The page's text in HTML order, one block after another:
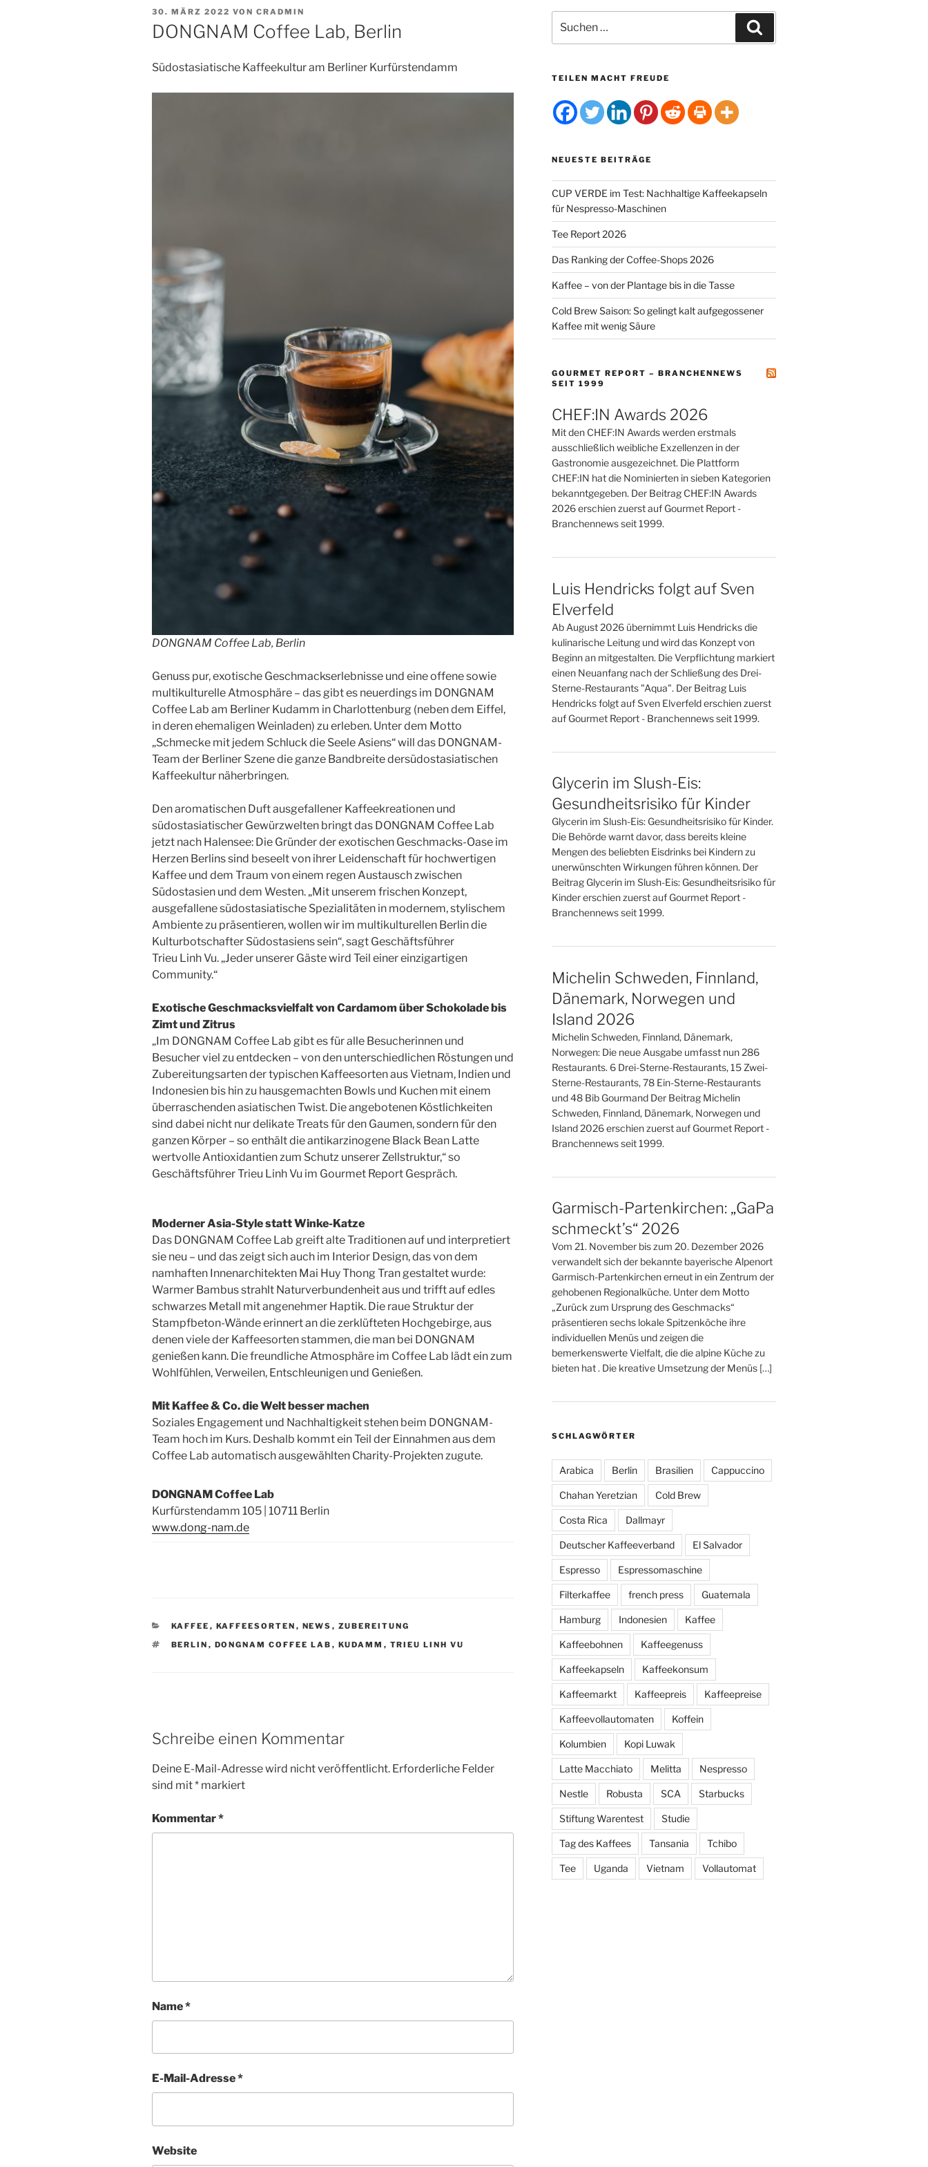
VERÖFFENTLICHT
AM
30. MÄRZ 2022 VON CRADMIN
DONGNAM Coffee Lab, Berlin
Südostasiatische Kaffeekultur am Berliner Kurfürstendamm
DONGNAM Coffee Lab, Berlin
Genuss pur, exotische Geschmackserlebnisse und eine offene sowie
multikulturelle Atmosphäre – das gibt es neuerdings im DONGNAM
Coffee Lab am Berliner Kudamm in Charlottenburg (neben dem Eiffel,
in deren ehemaligen Weinladen) zu erleben. Unter dem Motto
„Schmecke mit jedem Schluck die Seele Asiens“ will das DONGNAM-
Team der Berliner Szene die ganze Bandbreite dersüdostasiatischen
Kaffeekultur näherbringen.
Den aromatischen Duft ausgefallener Kaffeekreationen und
südostasiatischer Gewürzwelten bringt das DONGNAM Coffee Lab
jetzt nach Halensee: Die Gründer der exotischen Geschmacks-Oase im
Herzen Berlins sind beseelt von ihrer Leidenschaft für hochwertigen
Kaffee und dem Traum von einem regen Austausch zwischen
Südostasien und dem Westen. „Mit unserem frischen Konzept,
ausgefallene südostasiatische Spezialitäten in modernem, stylischem
Ambiente zu präsentieren, wollen wir im multikulturellen Berlin die
Kulturbotschafter Südostasiens sein“, sagt Geschäftsführer
Trieu Linh Vu. „Jeder unserer Gäste wird Teil einer einzigartigen
Community.“
Exotische Geschmacksvielfalt von Cardamom über Schokolade bis
Zimt und Zitrus
„Im DONGNAM Coffee Lab gibt es für alle Besucherinnen und
Besucher viel zu entdecken – von den unterschiedlichen Röstungen und
Zubereitungsarten der typischen Kaffeesorten aus Vietnam, Indien und
Indonesien bis hin zu hausgemachten Bowls und Kuchen mit einem
überraschenden asiatischen Twist. Die angebotenen Köstlichkeiten
sind dabei nicht nur delikate Treats für den Gaumen, sondern für den
ganzen Körper – so enthält die antikarzinogene Black Bean Latte
wertvolle Antioxidantien zum Schutz unserer Zellstruktur,“ so
Geschäftsführer Trieu Linh Vu im Gourmet Report Gespräch.
Moderner Asia-Style statt Winke-Katze
Das DONGNAM Coffee Lab greift alte Traditionen auf und interpretiert
sie neu – und das zeigt sich auch im Interior Design, das von dem
namhaften Innenarchitekten Mai Huy Thong Tran gestaltet wurde:
Warmer Bambus strahlt Naturverbundenheit aus und trifft auf edles
schwarzes Metall mit angenehmer Haptik. Die raue Struktur der
Stampfbeton-Wände erinnert an die zerklüfteten Hochgebirge, aus
denen viele der Kaffeesorten stammen, die man bei DONGNAM
genießen kann. Die freundliche Atmosphäre im Coffee Lab lädt ein zum
Wohlfühlen, Verweilen, Entschleunigen und Genießen.
Mit Kaffee & Co. die Welt besser machen
Soziales Engagement und Nachhaltigkeit stehen beim DONGNAM-
Team hoch im Kurs. Deshalb kommt ein Teil der Einnahmen aus dem
Coffee Lab automatisch ausgewählten Charity-Projekten zugute.
DONGNAM Coffee Lab
Kurfürstendamm 105 | 10711 Berlin
www.dong-nam.de
KATEGORIEN
KAFFEE , KAFFEESORTEN , NEWS , ZUBEREITUNG
SCHLAGWÖRTER
BERLIN , DONGNAM COFFEE LAB , KUDAMM , TRIEU LINH VU
Schreibe einen Kommentar
Deine E-Mail-Adresse wird nicht veröffentlicht. Erforderliche Felder
sind mit* markiert
Kommentar*
Name*
E-Mail-Adresse*
Website
nach:
TEILEN MACHT FREUDE
NEUESTE BEITRÄGE
CUP VERDE im Test: Nachhaltige Kaffeekapseln
für Nespresso-Maschinen
Tee Report 2026
Das Ranking der Coffee-Shops 2026
Kaffee – von der Plantage bis in die Tasse
Cold Brew Saison: So gelingt kalt aufgegossener
Kaffee mit wenig Säure
GOURMET REPORT – BRANCHENNEWS
SEIT 1999
CHEF:IN Awards 2026
Mit den CHEF:IN Awards werden erstmals
ausschließlich weibliche Exzellenzen in der
Gastronomie ausgezeichnet. Die Plattform
CHEF:IN hat die Nominierten in sieben Kategorien
bekanntgegeben. Der Beitrag CHEF:IN Awards
2026 erschien zuerst auf Gourmet Report -
Branchennews seit 1999.
Luis Hendricks folgt auf Sven
Elverfeld
Ab August 2026 übernimmt Luis Hendricks die
kulinarische Leitung und wird das Konzept von
Beginn an mitgestalten. Die Verpflichtung markiert
einen Neuanfang nach der Schließung des Drei-
Sterne-Restaurants "Aqua". Der Beitrag Luis
Hendricks folgt auf Sven Elverfeld erschien zuerst
auf Gourmet Report - Branchennews seit 1999.
Glycerin im Slush-Eis:
Gesundheitsrisiko für Kinder
Glycerin im Slush-Eis: Gesundheitsrisiko für Kinder.
Die Behörde warnt davor, dass bereits kleine
Mengen des beliebten Eisdrinks bei Kindern zu
unerwünschten Wirkungen führen können. Der
Beitrag Glycerin im Slush-Eis: Gesundheitsrisiko für
Kinder erschien zuerst auf Gourmet Report -
Branchennews seit 1999.
Michelin Schweden, Finnland,
Dänemark, Norwegen und
Island 2026
Michelin Schweden, Finnland, Dänemark,
Norwegen: Die neue Ausgabe umfasst nun 286
Restaurants. 6 Drei-Sterne-Restaurants, 15 Zwei-
Sterne-Restaurants, 78 Ein-Sterne-Restaurants
und 48 Bib Gourmand Der Beitrag Michelin
Schweden, Finnland, Dänemark, Norwegen und
Island 2026 erschien zuerst auf Gourmet Report -
Branchennews seit 1999.
Garmisch-Partenkirchen: „GaPa
schmeckt’s“ 2026
Vom 21. November bis zum 20. Dezember 2026
verwandelt sich der bekannte bayerische Alpenort
Garmisch-Partenkirchen erneut in ein Zentrum der
gehobenen Regionalküche. Unter dem Motto
„Zurück zum Ursprung des Geschmacks“
präsentieren sechs lokale Spitzenköche ihre
individuellen Menüs und zeigen die
bemerkenswerte Vielfalt, die die alpine Küche zu
bieten hat . Die kreative Umsetzung der Menüs […]
SCHLAGWÖRTER
Arabica Berlin Brasilien Cappuccino
Chahan Yeretzian Cold Brew
Costa Rica Dallmayr
Deutscher Kaffeeverband El Salvador
Espresso Espressomaschine
Filterkaffee french press Guatemala
Hamburg Indonesien Kaffee
Kaffeebohnen Kaffeegenuss
Kaffeekapseln Kaffeekonsum
Kaffeemarkt Kaffeepreis Kaffeepreise
Kaffeevollautomaten Koffein
Kolumbien Kopi Luwak
Latte Macchiato Melitta Nespresso
Nestle Robusta SCA Starbucks
Stiftung Warentest Studie
Tag des Kaffees Tansania Tchibo
Tee Uganda Vietnam Vollautomat